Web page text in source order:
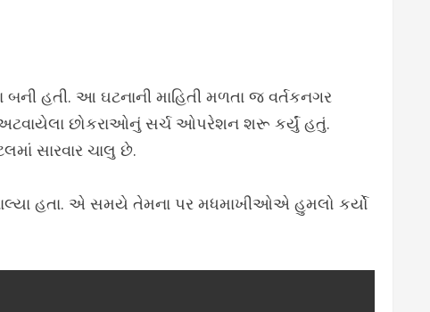
હતી. આ ઘટનાની માહિતી મળતા જ વર્તકનગર
અટવાયેલા છોકરાઓનું સર્ચ ઓપરેશન શરૂ કર્યું હતું.
સારવાર ચાલુ છે.
હતા. એ સમયે તેમના પર મધમાખીઓએ હુમલો કર્યો